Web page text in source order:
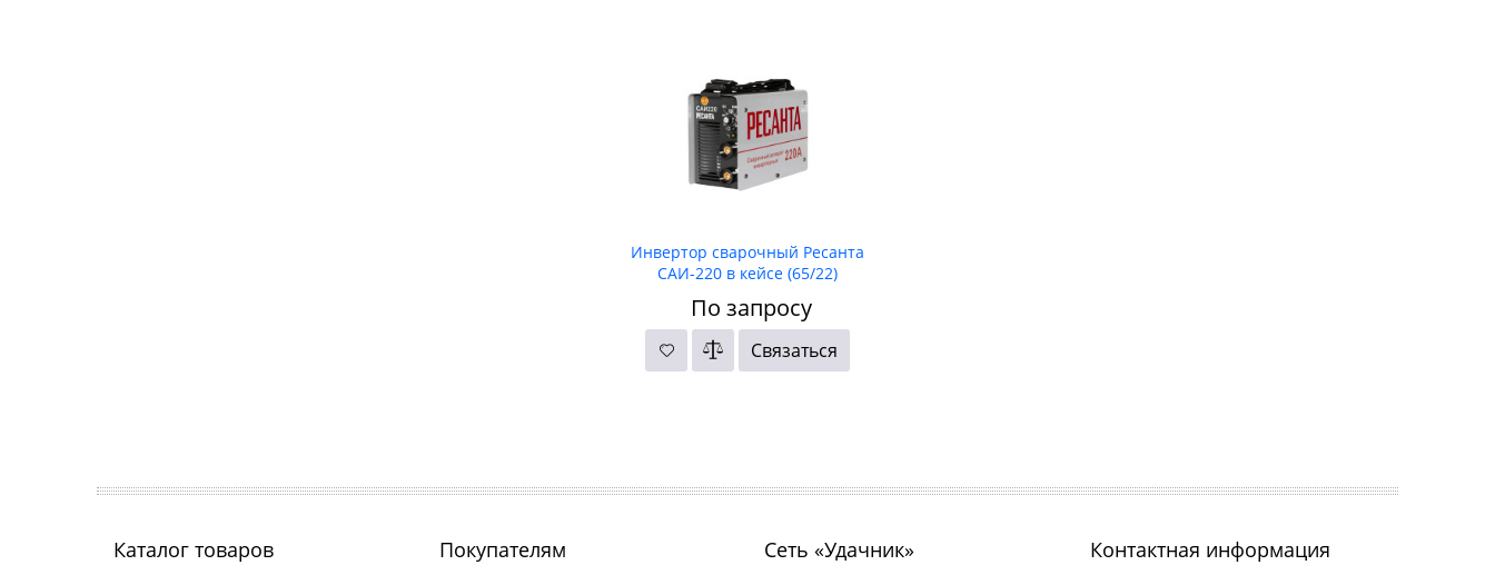
Инвертор сварочный Ресанта
САИ-220 в кейсе (65/22)
По запросу
Связаться
Каталог товаров Покупателям Сеть «Удачник» Контактная информация